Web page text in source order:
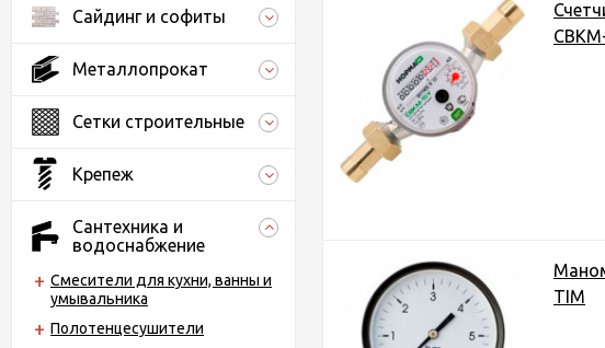
Сайдинг и софиты
Металлопрокат
Сетки строительные
Крепеж
Сантехника и
водоснабжение
Смесители для кухни, ванны и
умывальника
Полотенцесушители
TIM